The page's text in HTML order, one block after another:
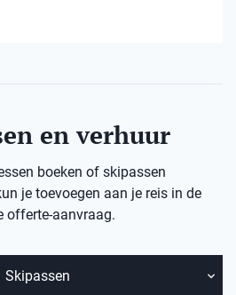
en verhuur
boeken of skipassen
je toevoegen aan je reis in de
offerte-aanvraag.
Skipassen